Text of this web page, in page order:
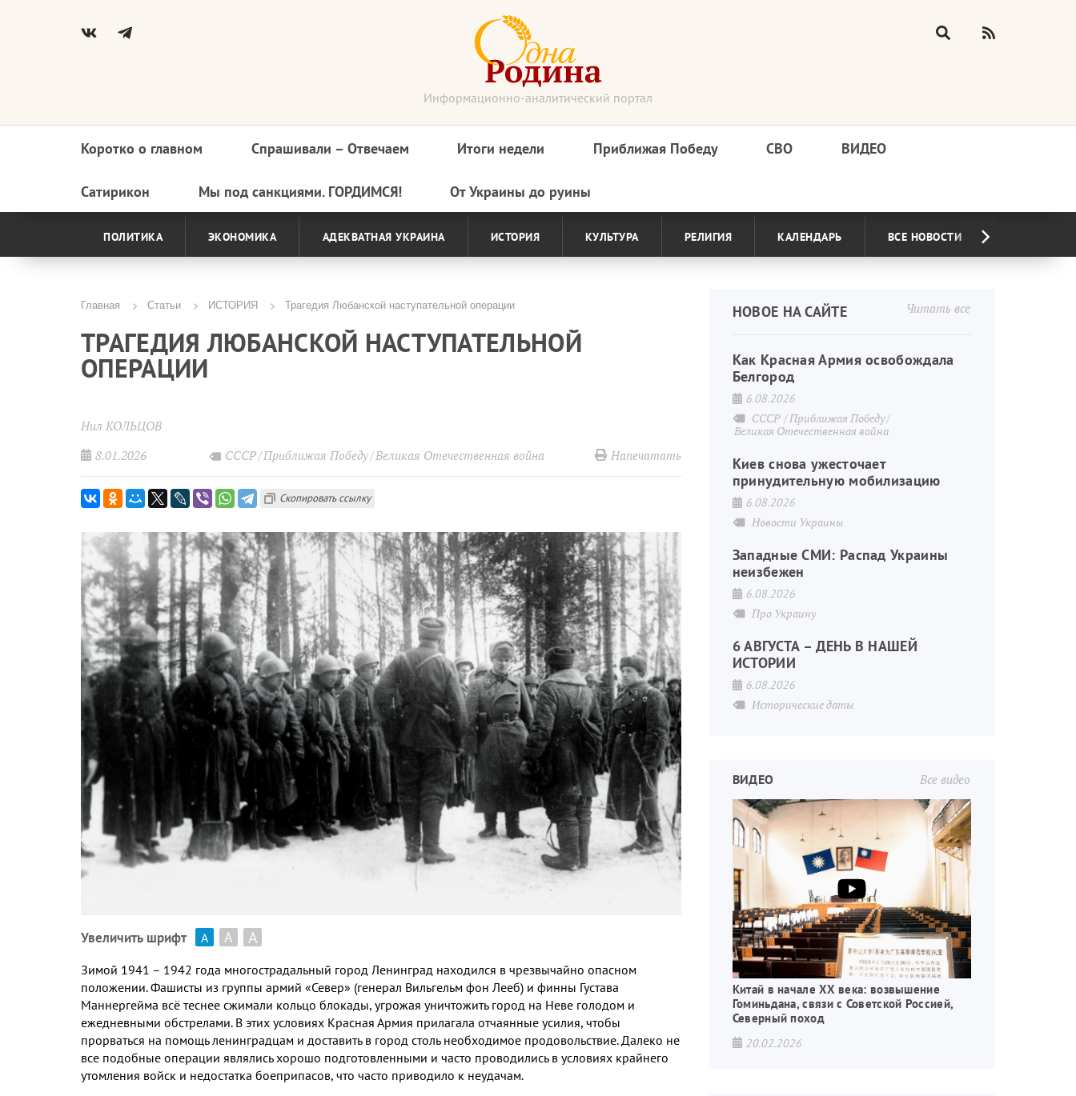
Информационно-аналитический портал
Основная
навигация
Коротко о главном Спрашивали – Отвечаем Итоги недели Приближая Победу СВО ВИДЕО
Сатирикон Мы под санкциями. ГОРДИМСЯ! От Украины до руины
ПОЛИТИКА ЭКОНОМИКА АДЕКВАТНАЯ УКРАИНА ИСТОРИЯ КУЛЬТУРА РЕЛИГИЯ КАЛЕНДАРЬ ВСЕ НОВОСТИ
Строка
навигации
Главная Статьи ИСТОРИЯ Трагедия Любанской наступательной операции
ТРАГЕДИЯ ЛЮБАНСКОЙ НАСТУПАТЕЛЬНОЙ
ОПЕРАЦИИ
Нил КОЛЬЦОВ
8.01.2026
СССР Приближая Победу Великая Отечественная война Напечатать
Скопировать ссылку
Увеличить шрифт А А А
Зимой 1941 – 1942 года многострадальный город Ленинград находился в чрезвычайно опасном
положении.Фашисты из группы армий «Север» (генерал Вильгельм фон Лееб) и финны Густава
Маннергейма всё теснее сжимали кольцо блокады, угрожая уничтожить город на Неве голодом и
ежедневными обстрелами. В этих условиях Красная Армия прилагала отчаянные усилия, чтобы
прорваться на помощь ленинградцам и доставить в город столь необходимое продовольствие. Далеко не
все подобные операции являлись хорошо подготовленными и часто проводились в условиях крайнего
утомления войск и недостатка боеприпасов, что часто приводило к неудачам.
Читать все
НОВОЕ НА САЙТЕ
Как Красная Армия освобождала
Белгород
6.08.2026
СССР Приближая Победу
Великая Отечественная война
Киев снова ужесточает
принудительную мобилизацию
6.08.2026
Новости Украины
Западные СМИ: Распад Украины
неизбежен
6.08.2026
Про Украину
6 АВГУСТА – ДЕНЬ В НАШЕЙ
ИСТОРИИ
6.08.2026
Исторические даты
Все видео
ВИДЕО
Китай в начале XX века: возвышение
Гоминьдана, связи с Советской Россией,
Северный поход
20.02.2026